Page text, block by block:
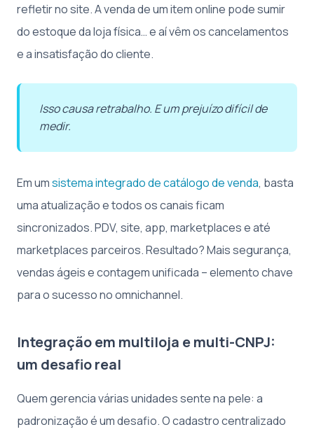
refletir no site. A venda de um item online pode sumir
do estoque da loja física… e aí vêm os cancelamentos
e a insatisfação do cliente.
Isso causa retrabalho. E um prejuízo difícil de
medir.
Em umsistema integrado de catálogo de venda, basta
uma atualização e todos os canais ficam
sincronizados. PDV, site, app, marketplaces e até
marketplaces parceiros. Resultado? Mais segurança,
vendas ágeis e contagem unificada – elemento chave
para o sucesso no omnichannel.
Integração em multiloja e multi-CNPJ:
um desafio real
Quem gerencia várias unidades sente na pele: a
padronização é um desafio. O cadastro centralizado